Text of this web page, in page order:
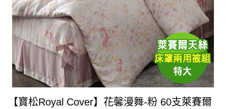
【寶松Royal Cover】花馨漫舞-粉 60支萊賽爾